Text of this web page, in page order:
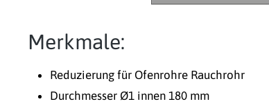
Merkmale:
Reduzierung für Ofenrohre Rauchrohr
Durchmesser Ø1 innen 180 mm